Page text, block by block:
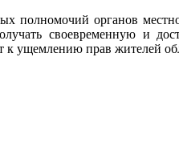
полномочий органов
своевременную и
к ущемлению прав жителей